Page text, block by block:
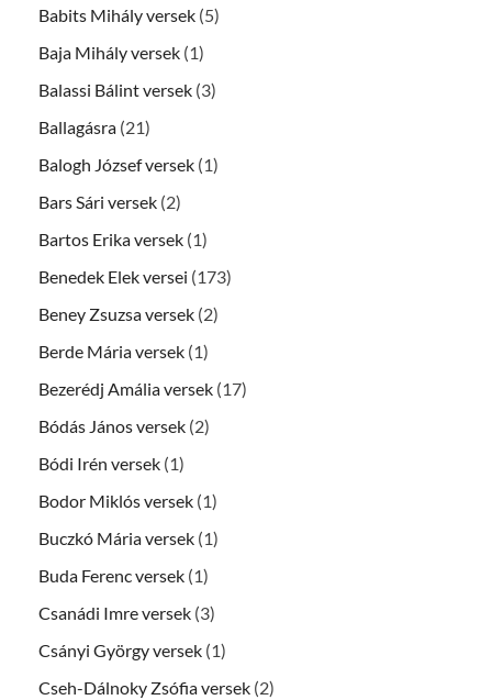
Babits Mihály versek (5)
Baja Mihály versek (1)
Balassi Bálint versek (3)
Ballagásra (21)
Balogh József versek (1)
Bars Sári versek (2)
Bartos Erika versek (1)
Benedek Elek versei (173)
Beney Zsuzsa versek (2)
Berde Mária versek (1)
Bezerédj Amália versek (17)
Bódás János versek (2)
Bódi Irén versek (1)
Bodor Miklós versek (1)
Buczkó Mária versek (1)
Buda Ferenc versek (1)
Csanádi Imre versek (3)
Csányi György versek (1)
Cseh-Dálnoky Zsófia versek (2)